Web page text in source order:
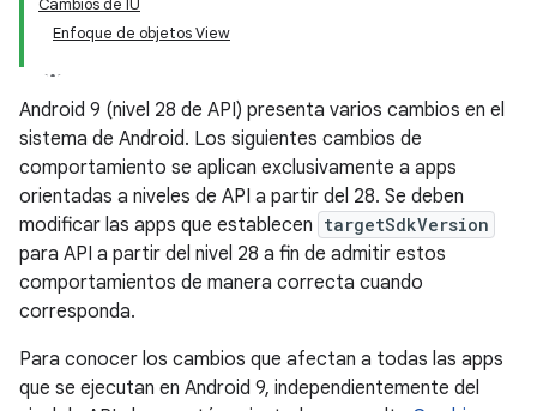
Cambios de IU
Enfoque de objetos View
Android 9 (nivel 28 de API) presenta varios cambios en el
sistema de Android. Los siguientes cambios de
comportamiento se aplican exclusivamente a apps
orientadas a niveles de API a partir del 28. Se deben
modificar las apps que establecen targetSdkVersion
para API a partir del nivel 28 a fin de admitir estos
comportamientos de manera correcta cuando
corresponda.
Para conocer los cambios que afectan a todas las apps
que se ejecutan en Android 9, independientemente del